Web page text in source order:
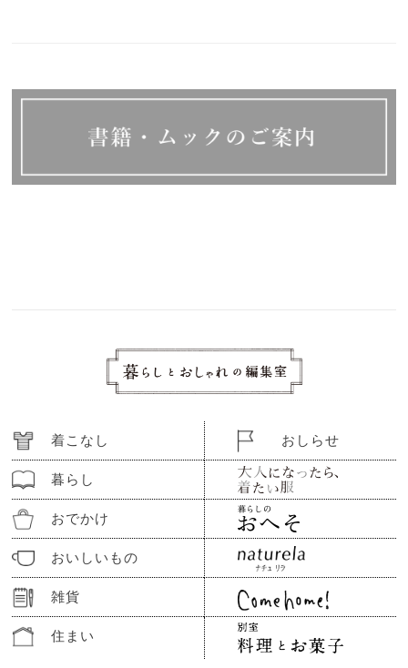
着こなし
暮らし
おでかけ
おいしいもの
雑貨
住まい
おしらせ